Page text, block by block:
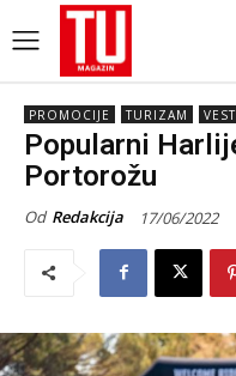
PROMOCIJE TURIZAM
Popularni
Portorožu
Od Redakcija 17/06/2022